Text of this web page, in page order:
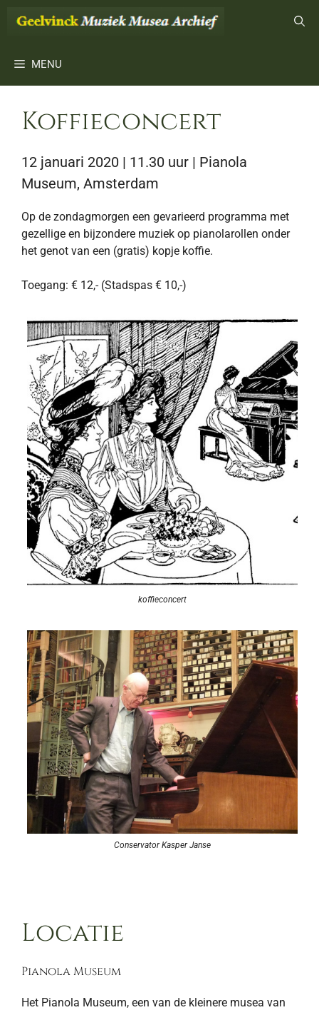
naar
inhoudMENU
Koffieconcert
12 januari 2020 | 11.30 uur | Pianola
Museum, Amsterdam
Op de zondagmorgen een gevarieerd programma met
gezellige en bijzondere muziek op pianolarollen onder
het genot van een (gratis) kopje koffie.
Toegang: € 12,- (Stadspas € 10,-)
koffieconcert
Conservator Kasper Janse
Locatie
Pianola Museum
Het Pianola Museum, een van de kleinere musea van